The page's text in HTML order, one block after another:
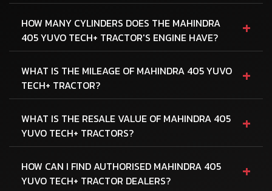
HOW MANY CYLINDERS DOES THE MAHINDRA
405 YUVO TECH+ TRACTOR'S ENGINE HAVE?
+
WHAT IS THE MILEAGE OF MAHINDRA 405 YUVO
TECH+ TRACTOR?
+
WHAT IS THE RESALE VALUE OF MAHINDRA 405
YUVO TECH+ TRACTORS?
+
HOW CAN I FIND AUTHORISED MAHINDRA 405
YUVO TECH+ TRACTOR DEALERS?
+